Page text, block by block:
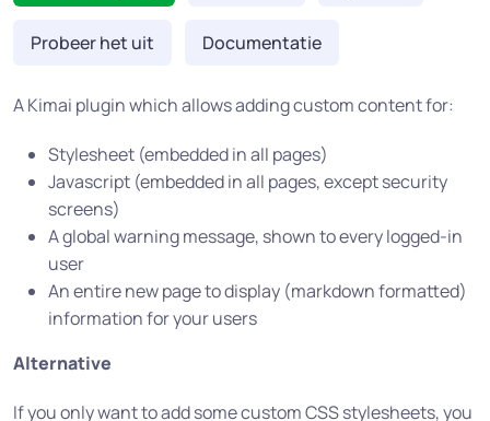
Probeer het uit Documentatie
A Kimai plugin which allows adding custom content for:
Stylesheet (embedded in all pages)
Javascript (embedded in all pages, except security
screens)
A global warning message, shown to every logged-in
user
An entire new page to display (markdown formatted)
information for your users
Alternative
If you only want to add some custom CSS stylesheets, you